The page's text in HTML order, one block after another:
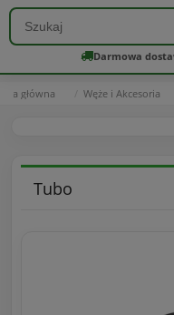
Darmowa
główna Węże i Akcesoria
Tubo